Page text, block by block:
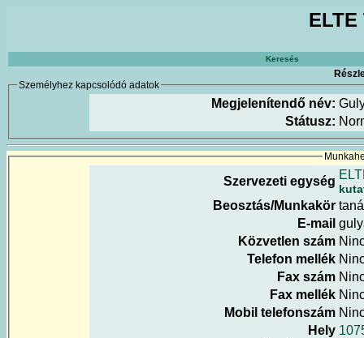
Keresés
Személyhez kapcsolódó adatok
Megjelenítendő név:
Státusz:
Szervezeti egység
Beosztás/Munkakör
E-mail
Közvetlen szám
Telefon mellék
Fax szám
Fax mellék
Mobil telefonszám
Hely